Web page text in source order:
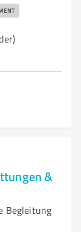
&
Begleitung